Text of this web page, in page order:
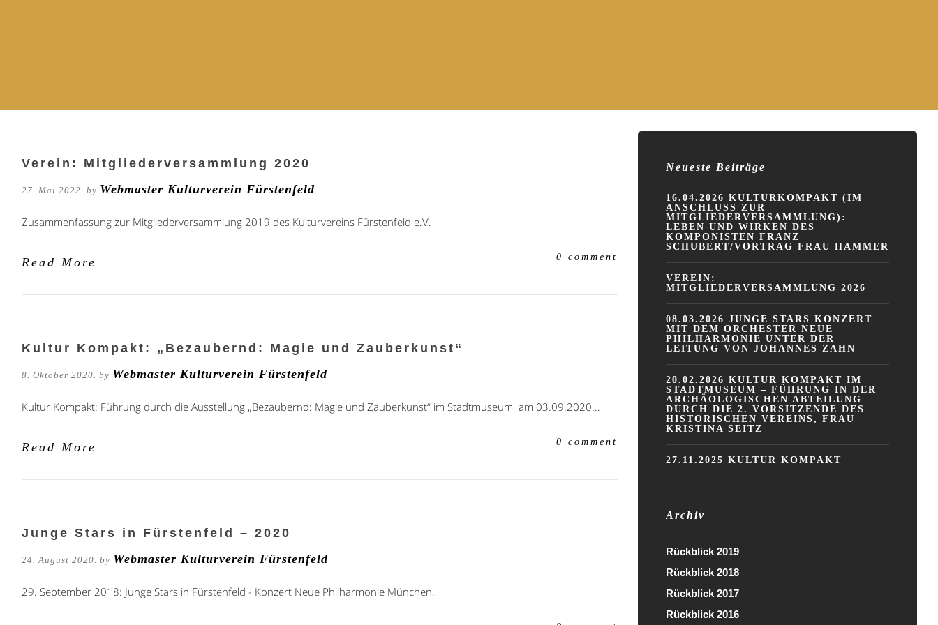
Verein: Mitgliederversammlung 2020
27. Mai 2022. by Webmaster Kulturverein Fürstenfeld
Zusammenfassung zur Mitgliederversammlung 2019 des Kulturvereins Fürstenfeld e.V.
Read More 0 comment
Kultur Kompakt: „Bezaubernd: Magie und Zauberkunst“
8. Oktober 2020. by Webmaster Kulturverein Fürstenfeld
Kultur Kompakt: Führung durch die Ausstellung „Bezaubernd: Magie und Zauberkunst“ im Stadtmuseum am 03.09.2020...
Read More 0 comment
Junge Stars in Fürstenfeld – 2020
24. August 2020. by Webmaster Kulturverein Fürstenfeld
29. September 2018: Junge Stars in Fürstenfeld - Konzert Neue Philharmonie München.
Neueste Beiträge
16.04.2026 KULTURKOMPAKT (IM
ANSCHLUSS ZUR
MITGLIEDERVERSAMMLUNG):
LEBEN UND WIRKEN DES
KOMPONISTEN FRANZ
SCHUBERT/VORTRAG FRAU HAMMER
VEREIN:
MITGLIEDERVERSAMMLUNG 2026
08.03.2026 JUNGE STARS KONZERT
MIT DEM ORCHESTER NEUE
PHILHARMONIE UNTER DER
LEITUNG VON JOHANNES ZAHN
20.02.2026 KULTUR KOMPAKT IM
STADTMUSEUM – FÜHRUNG IN DER
ARCHÄOLOGISCHEN ABTEILUNG
DURCH DIE 2. VORSITZENDE DES
HISTORISCHEN VEREINS, FRAU
KRISTINA SEITZ
27.11.2025 KULTUR KOMPAKT
Archiv
Rückblick 2019
Rückblick 2018
Rückblick 2017
Rückblick 2016